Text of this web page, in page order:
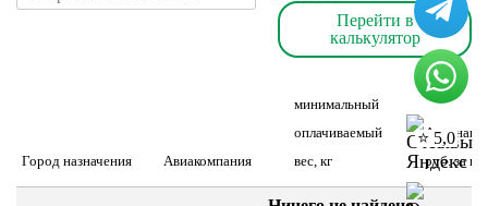
Перейти в
калькулятор
Город назначения Авиакомпания
минимальный
оплачиваемый
вес, кг
руб. за шт.
⭐ 5,0